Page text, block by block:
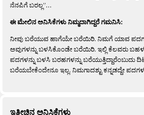
ನೆನಪಿಗೆ ಬರಲ್ಲ”…
ಈ ಮೇಲಿನ ಅನಿಸಿಕೆಗಳು ನಿಮ್ಮದಾಗಿದ್ದರೆ ಗಮನಿಸಿ:
ನೀವು ಬರೆಯುವ ಹಾಗೆಯೇ ಬರೆಯಿರಿ. ನಿಮಗೆ ಯಾವ
ಅವುಗಳನ್ನು ಬಳಸಿಕೊಂಡೇ ಬರೆಯಿರಿ. ಇಲ್ಲಿ ಕೆಲವರು ಬಹಳ
ಪದಗಳನ್ನು ಬಳಸಿ ಬರಹಗಳನ್ನು ಬರೆಯುತ್ತಿದ್ದಾರೆಂಬುದು
ಬರೆಯಬೇಕೆಂದೇನೂ ಇಲ್ಲ. ನಿಮಗಾದಶ್ಟು ಕನ್ನಡದ್ದೇ
ಇತ್ತೀಚಿನ ಅನಿಸಿಕೆಗಳು